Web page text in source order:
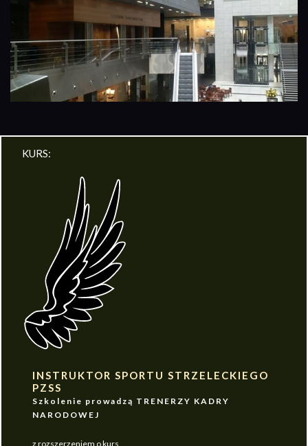
KURS:
INSTRUKTOR SPORTU STRZELECKIEGO
PZSS
Szkolenie prowadzą TRENERZY KADRY
NARODOWEJ
z rozszerzeniem o kurs